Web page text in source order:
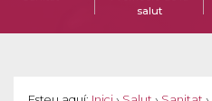
salut